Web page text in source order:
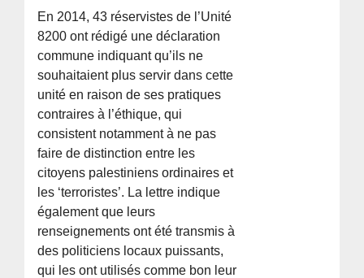
En 2014, 43 réservistes de l’Unité
8200 ont rédigé une déclaration
commune indiquant qu’ils ne
souhaitaient plus servir dans cette
unité en raison de ses pratiques
contraires à l’éthique, qui
consistent notamment à ne pas
faire de distinction entre les
citoyens palestiniens ordinaires et
les ‘terroristes’. La lettre indique
également que leurs
renseignements ont été transmis à
des politiciens locaux puissants,
qui les ont utilisés comme bon leur